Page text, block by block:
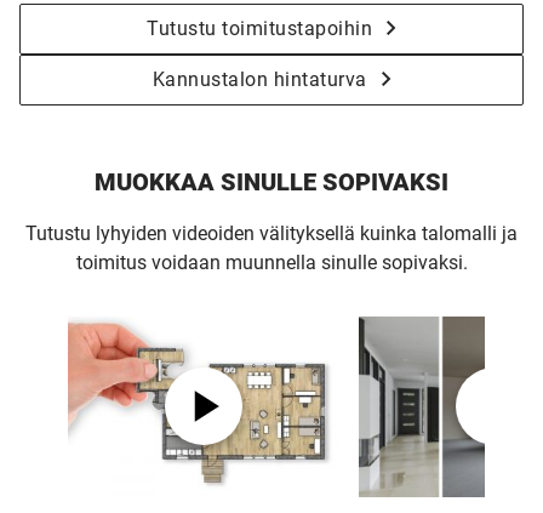
Tutustu toimitustapoihin
Kannustalon hintaturva
MUOKKAA SINULLE SOPIVAKSI
Tutustu lyhyiden videoiden välityksellä kuinka talomalli ja
toimitus voidaan muunnella sinulle sopivaksi.